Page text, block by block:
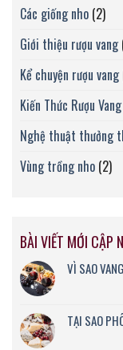
Các giống nho (2)
Giới thiệu rượu vang
Kể chuyện rượu vang
Kiến Thức Rượu Vang
Nghệ thuật thưởng
Vùng trồng nho (2)
BÀI VIẾT MỚI CẬP
VÌ SAO
TẠI SAO